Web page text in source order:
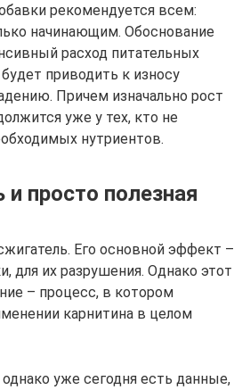
рекомендуется всем:
начинающим. Обоснование
расход питательных
приводить к износу
Причем изначально рост
уже у тех, кто не
нутриентов.
просто полезная
Его основной эффект –
для их разрушения. Однако этот
– процесс, в котором
карнитина в целом
уже сегодня есть данные,